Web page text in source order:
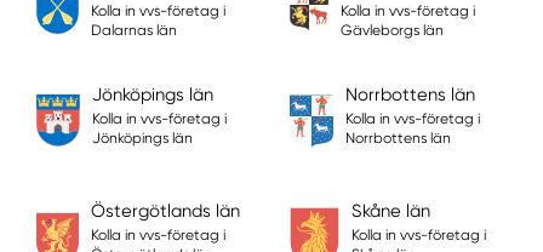
Kolla in vvs-företag i
Dalarnas län
Kolla in vvs-företag i
Gävleborgs län
Jönköpings län
Kolla in vvs-företag i
Jönköpings län
Norrbottens län
Kolla in vvs-företag i
Norrbottens län
Östergötlands län
Kolla in vvs-företag i
Skåne län
Kolla in vvs-företag i